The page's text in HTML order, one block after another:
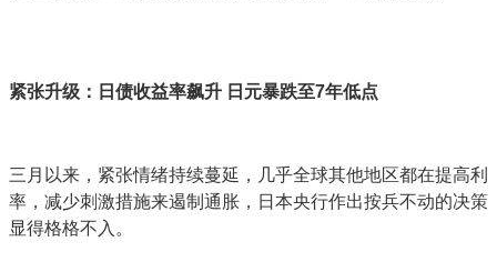
紧张升级：日债收益率飙升 日元暴跌至7年低点
三月以来，紧张情绪持续蔓延，几乎全球其他地区都在提高利
率，减少刺激措施来遏制通胀，日本央行作出按兵不动的决策
显得格格不入。